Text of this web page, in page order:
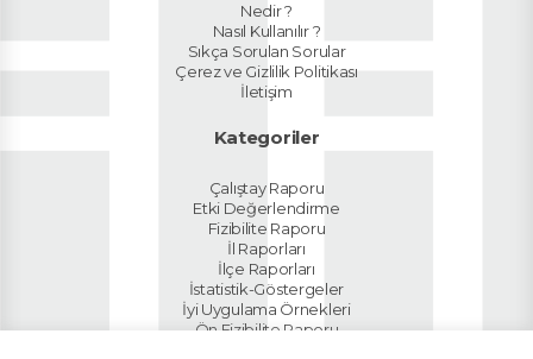
Nedir ?
Nasıl Kullanılır ?
Sıkça Sorulan Sorular
Çerez ve Gizlilik Politikası
İletişim
Kategoriler
Çalıştay Raporu
Etki Değerlendirme
Fizibilite Raporu
İl Raporları
İlçe Raporları
İstatistik-Göstergeler
İyi Uygulama Örnekleri
Ön Fizibilite Raporu